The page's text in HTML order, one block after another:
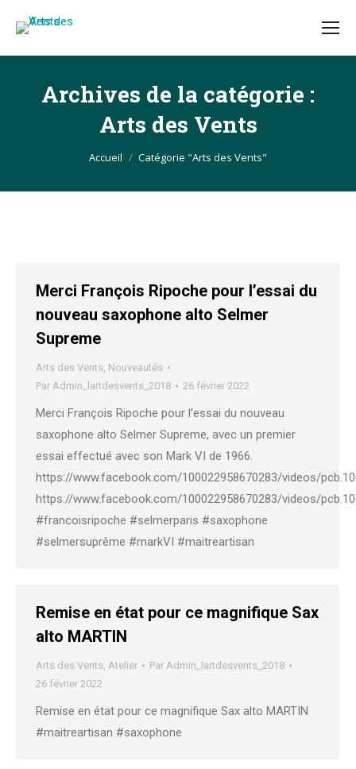
Archives de la catégorie :
Arts des Vents
Vous êtes ici :
Accueil Catégorie "Arts des Vents"
Merci François Ripoche pour l’essai du
nouveau saxophone alto Selmer
Supreme
Arts des Vents, Nouveautés
Par Admin_lartdesvents_2018 26 février 2022
Merci François Ripoche pour l’essai du nouveau
saxophone alto Selmer Supreme, avec un premier
essai effectué avec son Mark VI de 1966.
https://www.facebook.com/100022958670283/videos/
https://www.facebook.com/100022958670283/videos/
#francoisripoche #selmerparis #saxophone
#selmersuprême #markVI #maitreartisan
Remise en état pour ce magnifique Sax
alto MARTIN
Arts des Vents, Atelier Par Admin_lartdesvents_2018
26 février 2022
Remise en état pour ce magnifique Sax alto MARTIN
#maitreartisan #saxophone